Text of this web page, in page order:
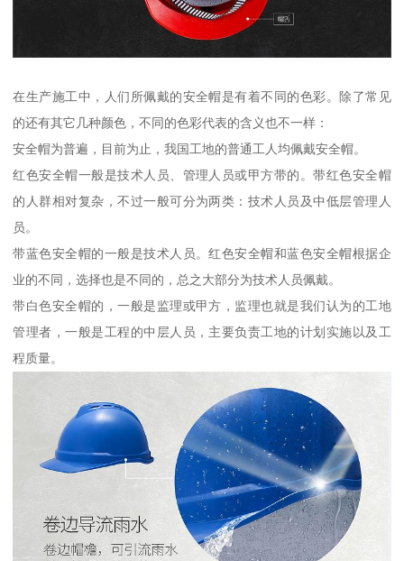
在生产施工中，人们所佩戴的安全帽是有着不同的色彩。除了常见
的还有其它几种颜色，不同的色彩代表的含义也不一样：
安全帽为普遍，目前为止，我国工地的普通工人均佩戴安全帽。
红色安全帽一般是技术人员、管理人员或甲方带的。带红色安全帽
的人群相对复杂，不过一般可分为两类：技术人员及中低层管理人
员。
带蓝色安全帽的一般是技术人员。红色安全帽和蓝色安全帽根据企
业的不同，选择也是不同的，总之大部分为技术人员佩戴。
带白色安全帽的，一般是监理或甲方，监理也就是我们认为的工地
管理者，一般是工程的中层人员，主要负责工地的计划实施以及工
程质量。